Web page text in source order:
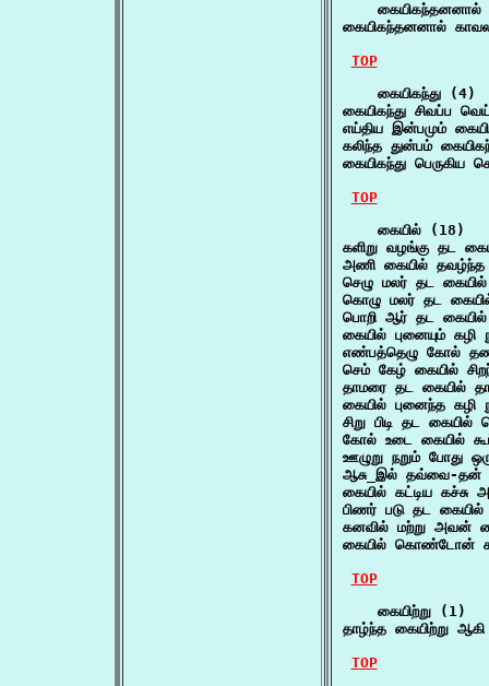
கையிகந்தனனால்
கையிகந்தனனால்
TOP
    கையிகந்து (4)
கையிகந்து சிவப்ப
எய்திய இன்பமும்
கலிந்த துன்பம்
கையிகந்து
TOP
    கையில் (18)
களிறு வழங்கு தட
அணி கையில்
செழு மலர் தட
கொழு மலர் தட
பொறி ஆர் தட
கையில் புனையும்
எண்பத்தெழு கோல்
செம் கேழ் கையில்
தாமரை தட கையில்
கையில் புனைந்த
சிறு பிடி தட
கோல் உடை கையில்
ஊழுறு நறும் போது
ஆசு_இல் தவ்வை-தன்
கையில் கட்டிய கச்சு
பிணர் படு தட
கனவில் மற்று அவன்
கையில் கொண்டோன்
TOP
    கையிற்று (1)
தாழ்ந்த கையிற்று
TOP